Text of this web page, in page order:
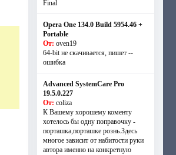
Final
Opera One 134.0 Build 5954.46 +
Portable
От: oven19
64-bit не скачивается, пишет --
ошибка
Advanced SystemCare Pro
19.5.0.227
От: coliza
К Вашему хорошему коменту
хотелось бы одну поправочку -
порташка,порташке рознь.Здесь
многое зависит от набитости руки
автора именно на конкретную